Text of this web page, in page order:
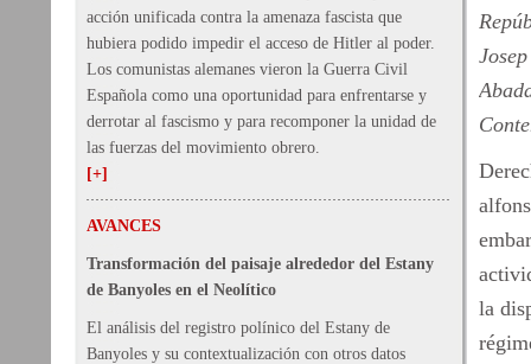
acción unificada contra la amenaza fascista que
hubiera podido impedir el acceso de Hitler al poder.
Los comunistas alemanes vieron la Guerra Civil
Española como una oportunidad para enfrentarse y
derrotar al fascismo y para recomponer la unidad de
las fuerzas del movimiento obrero.
[+]
AVANCES
Transformación del paisaje alrededor del Estany
de Banyoles en el Neolítico
El análisis del registro polínico del Estany de
Banyoles y su contextualización con otros datos
la